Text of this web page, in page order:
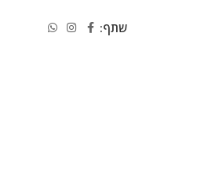
שתף: